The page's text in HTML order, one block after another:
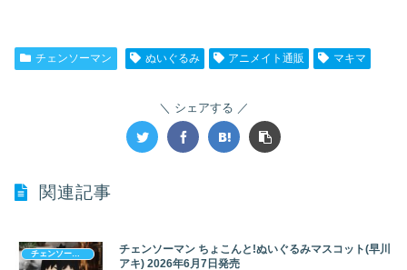
チェンソーマン ぬいぐるみ アニメイト通販 マキマ
シェアする
関連記事
チェンソーマン
チェンソーマン ちょこんと!ぬいぐるみマスコット(早川
アキ) 2026年6月7日発売